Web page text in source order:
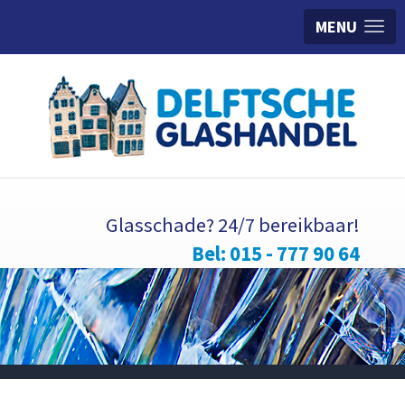
MENU
Glasschade? 24/7 bereikbaar!
Bel: 015 - 777 90 64